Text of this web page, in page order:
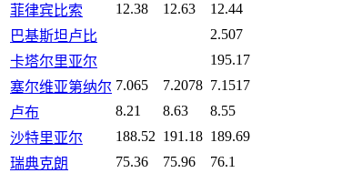
菲律宾比索
12.38 12.63
12.44
巴基斯坦卢比
2.507
卡塔尔里亚尔
195.17
塞尔维亚第纳尔 7.065 7.2078 7.1517
卢布
8.21 8.63
8.55
沙特里亚尔
188.52 191.18 189.69
瑞典克朗
75.36 75.96
76.1